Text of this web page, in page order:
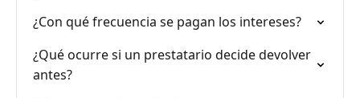
¿Con qué frecuencia se pagan los intereses?
¿Qué ocurre si un prestatario decide devolver
antes?